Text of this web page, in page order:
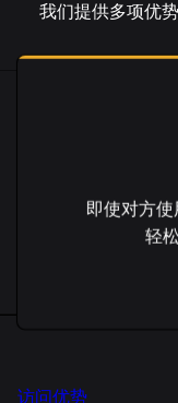
我们提供多项优
即使对方
轻
访问优势